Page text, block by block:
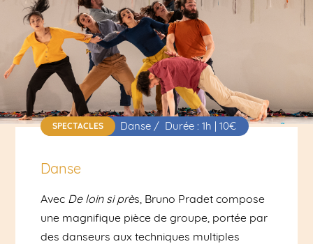
SPECTACLES Danse / Durée : 1h | 10€
Danse
Avec De loin si près, Bruno Pradet compose
une magnifique pièce de groupe, portée par
des danseurs aux techniques multiples